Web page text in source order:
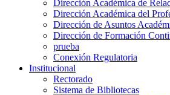
Dirección Académica de
Dirección Académica del
Dirección de Asuntos
Dirección de Formación
prueba
Conexión Regulatoria
Institucional
Rectorado
Sistema de Bibliotecas